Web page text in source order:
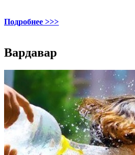
Подробнее >>>
Вардавар